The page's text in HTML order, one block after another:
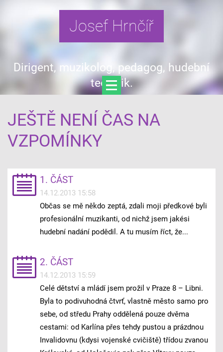
Josef Hrnčíř
Dirigent, muzikolog, pedagog, hudební
teoretik.
JEŠTĚ NENÍ ČAS NA
VZPOMÍNKY
1. ČÁST
14.12.2013 15:58
Občas se mě někdo zeptá, zdali moji předkové byli
profesionální muzikanti, od nichž jsem jakési
hudební nadání podědil. A tu musím říct, že...
2. ČÁST
14.12.2013 15:59
Celé dětství a mládí jsem prožil v Praze 8 – Libni.
Byla to podivuhodná čtvrť, vlastně město samo pro
sebe, od středu Prahy oddělená pouze dvěma
cestami: od Karlína přes tehdy pustou a prázdnou
Invalidovnu (kdysi vojenské cvičiště) třídou zvanou